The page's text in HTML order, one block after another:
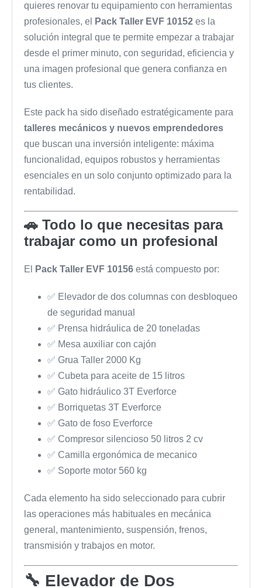
quieres renovar tu equipamiento con herramientas
profesionales, el
Pack Taller EVF 10152 es la
solución integral que te permite empezar a trabajar
desde el primer minuto, con seguridad, eficiencia y
una imagen profesional que genera confianza en
tus clientes.
Este pack ha sido diseñado estratégicamente para
talleres mecánicos y nuevos emprendedores
que buscan una inversión inteligente: máxima
funcionalidad, equipos robustos y herramientas
esenciales en un solo conjunto optimizado para la
rentabilidad.
🚗 Todo lo que necesitas para
trabajar como un profesional
El Pack Taller EVF 10156 está compuesto por:
✅ Elevador de dos columnas con desbloqueo
de seguridad manual
✅ Prensa hidráulica de 20 toneladas
✅ Mesa auxiliar con cajón
✅ Grua Taller 2000 Kg
✅ Cubeta para aceite de 15 litros
✅ Gato hidráulico 3T Everforce
✅ Borriquetas 3T Everforce
✅ Gato de foso Everforce
✅ Compresor silencioso 50 litros 2 cv
✅ Camilla ergonómica de mecanico
✅ Soporte motor 560 kg
Cada elemento ha sido seleccionado para cubrir
las operaciones más habituales en mecánica
general, mantenimiento, suspensión, frenos,
transmisión y trabajos en motor.
🔧 Elevador de Dos